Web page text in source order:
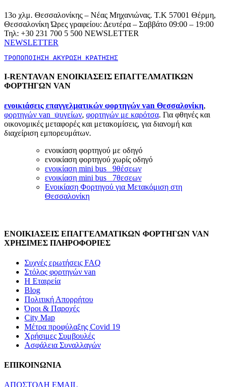
13ο χλμ. Θεσσαλονίκης – Νέας Μηχανιώνας. Τ.Κ 57001 Θέρμη,
Θεσσαλονίκη Ώρες γραφείου: Δευτέρα – Σαββάτο 09:00 – 19:00
Τηλ: +30 231 700 5 500 NEWSLETTER
NEWSLETTER
ΤΡΟΠΟΠΟΙΗΣΗ ΑΚΥΡΩΣΗ ΚΡΑΤΗΣΗΣ
I-RENTAVAN ΕΝΟΙΚΙΑΣΕΙΣ ΕΠΑΓΓΕΛΜΑΤΙΚΩΝ
ΦΟΡΤΗΓΩΝ VAN
ενοικιάσεις επαγγελματικών φορτηγών van Θεσσαλονίκη,
φορτηγών van ψυγείων, φορτηγών με καρότσα. Για φθηνές και
οικονομικές μεταφορές και μετακομίσεις, για διανομή και
διαχείριση εμπορευμάτων.
ενοικίαση φορτηγού με οδηγό
ενοικίαση φορτηγού χωρίς οδηγό
ενοικίαση mini bus 9θέσεων
ενοικίαση mini bus 7θεσεων
Ενοικίαση Φορτηγού για Μετακόμιση στη
Θεσσαλονίκη
ΕΝΟΙΚΙΑΣΕΙΣ ΕΠΑΓΓΕΛΜΑΤΙΚΩΝ ΦΟΡΤΗΓΩΝ VAN
ΧΡΗΣΙΜΕΣ ΠΛΗΡΟΦΟΡΙΕΣ
Συχνές ερωτήσεις FAQ
Στόλος φορτηγών van
Η Εταιρεία
Blog
Πολιτική Απορρήτου
Όροι & Παροχές
City Map
Μέτρα προφύλαξης Covid 19
Χρήσιμες Συμβουλές
Ασφάλεια Συναλλαγών
ΕΠΙΚΟΙΝΩΝΙΑ
ΑΠΟΣΤΟΛΗ EMAIL